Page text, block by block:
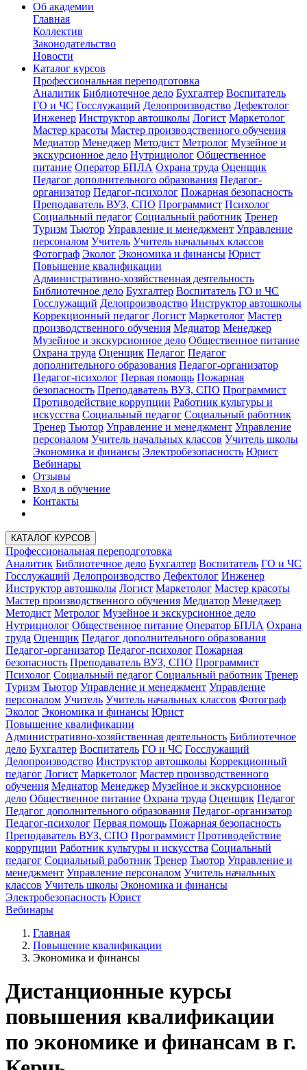
Об академии
Главная
Коллектив
Законодательство
Новости
Каталог курсов
Профессиональная переподготовка
Аналитик Библиотечное дело Бухгалтер Воспитатель
ГО и ЧС Госслужащий Делопроизводство Дефектолог
Инженер Инструктор автошколы Логист Маркетолог
Мастер красоты Мастер производственного обучения
Медиатор Менеджер Методист Метролог Музейное и
экскурсионное дело Нутрициолог Общественное
питание Оператор БПЛА Охрана труда Оценщик
Педагог дополнительного образования Педагог-
организатор Педагог-психолог Пожарная безопасность
Преподаватель ВУЗ, СПО Программист Психолог
Социальный педагог Социальный работник Тренер
Туризм Тьютор Управление и менеджмент Управление
персоналом Учитель Учитель начальных классов
Фотограф Эколог Экономика и финансы Юрист
Повышение квалификации
Административно-хозяйственная деятельность
Библиотечное дело Бухгалтер Воспитатель ГО и ЧС
Госслужащий Делопроизводство Инструктор автошколы
Коррекционный педагог Логист Маркетолог Мастер
производственного обучения Медиатор Менеджер
Музейное и экскурсионное дело Общественное питание
Охрана труда Оценщик Педагог Педагог
дополнительного образования Педагог-организатор
Педагог-психолог Первая помощь Пожарная
безопасность Преподаватель ВУЗ, СПО Программист
Противодействие коррупции Работник культуры и
искусства Социальный педагог Социальный работник
Тренер Тьютор Управление и менеджмент Управление
персоналом Учитель начальных классов Учитель школы
Экономика и финансы Электробезопасность Юрист
Вебинары
Отзывы
Вход в обучение
Контакты
КАТАЛОГ КУРСОВ
Профессиональная переподготовка
Аналитик Библиотечное дело Бухгалтер Воспитатель ГО и ЧС
Госслужащий Делопроизводство Дефектолог Инженер
Инструктор автошколы Логист Маркетолог Мастер красоты
Мастер производственного обучения Медиатор Менеджер
Методист Метролог Музейное и экскурсионное дело
Нутрициолог Общественное питание Оператор БПЛА Охрана
труда Оценщик Педагог дополнительного образования
Педагог-организатор Педагог-психолог Пожарная
безопасность Преподаватель ВУЗ, СПО Программист
Психолог Социальный педагог Социальный работник Тренер
Туризм Тьютор Управление и менеджмент Управление
персоналом Учитель Учитель начальных классов Фотограф
Эколог Экономика и финансы Юрист
Повышение квалификации
Административно-хозяйственная деятельность Библиотечное
дело Бухгалтер Воспитатель ГО и ЧС Госслужащий
Делопроизводство Инструктор автошколы Коррекционный
педагог Логист Маркетолог Мастер производственного
обучения Медиатор Менеджер Музейное и экскурсионное
дело Общественное питание Охрана труда Оценщик Педагог
Педагог дополнительного образования Педагог-организатор
Педагог-психолог Первая помощь Пожарная безопасность
Преподаватель ВУЗ, СПО Программист Противодействие
коррупции Работник культуры и искусства Социальный
педагог Социальный работник Тренер Тьютор Управление и
менеджмент Управление персоналом Учитель начальных
классов Учитель школы Экономика и финансы
Электробезопасность Юрист
Вебинары
Главная
Повышение квалификации
Экономика и финансы
Дистанционные курсы
повышения квалификации
по экономике и финансам в г.